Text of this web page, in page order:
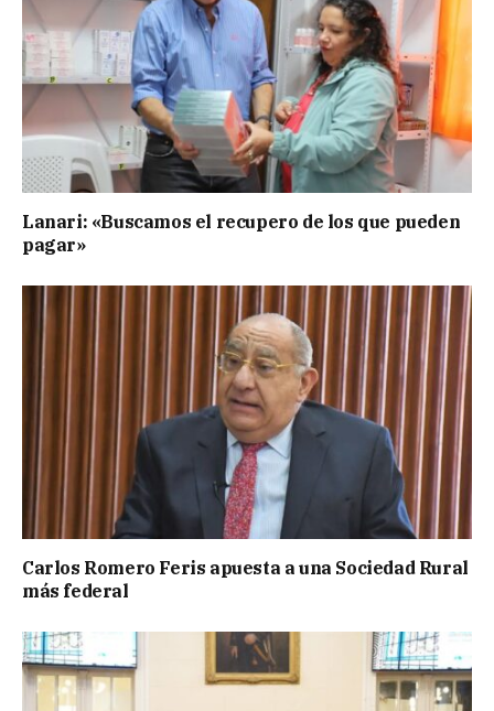
Lanari: «Buscamos el recupero de los que pueden
pagar»
Carlos Romero Feris apuesta a una Sociedad Rural
más federal